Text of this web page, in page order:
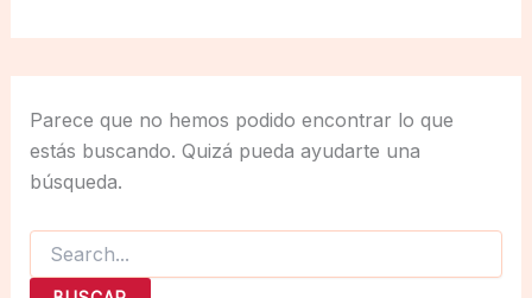
Parece que no hemos podido encontrar lo que
estás buscando. Quizá pueda ayudarte una
búsqueda.
Buscar
por: